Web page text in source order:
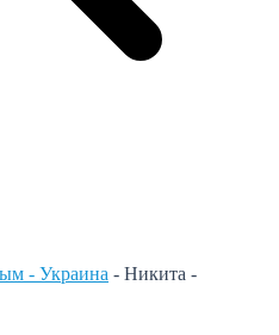
- Украина - Никита -